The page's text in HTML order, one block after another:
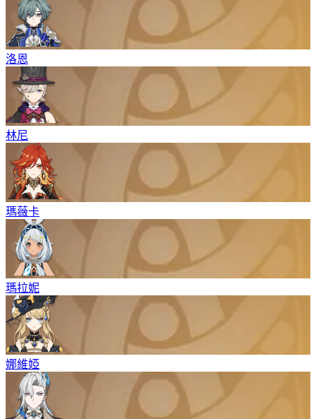
洛恩
林尼
瑪薇卡
瑪拉妮
娜維婭